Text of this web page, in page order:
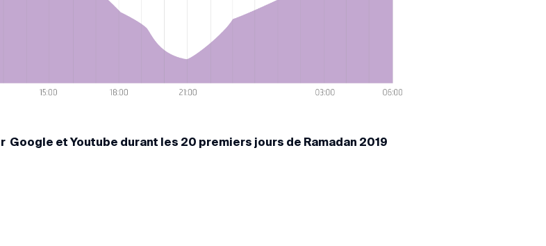
Google et Youtube durant les 20 premiers jours de Ramadan 2019